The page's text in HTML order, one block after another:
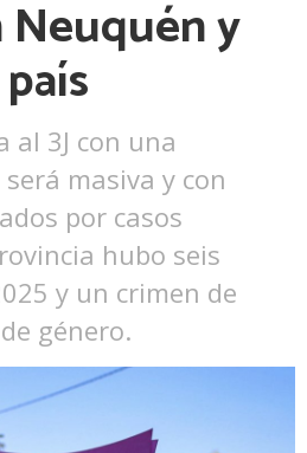
y
al 3J con una
masiva y con
por casos
hubo seis
y un crimen de
género.